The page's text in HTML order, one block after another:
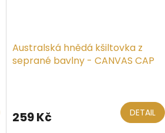
Australská hnědá kšiltovka z
seprané bavlny - CANVAS CAP
je
259 Kč DETAIL